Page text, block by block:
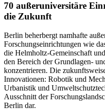
70 außeruniversitäre
die Zukunft
Berlin beherbergt namhafte
Forschungseinrichtungen wie
die Helmholtz-Gemeinschaft
den Bereich der Grundlagen-
konzentrieren. Die
Innovationen: Robotik und
Urbanistik und
Ausschnitt der
Berlin dar.